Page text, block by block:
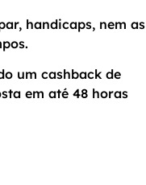
handicaps, nem as
um cashback de
em até 48 horas